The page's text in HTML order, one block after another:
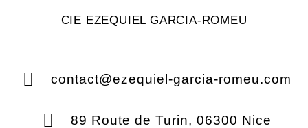
CIE EZEQUIEL GARCIA-ROMEU
contact@ezequiel-garcia-romeu.com
89 Route de Turin, 06300 Nice